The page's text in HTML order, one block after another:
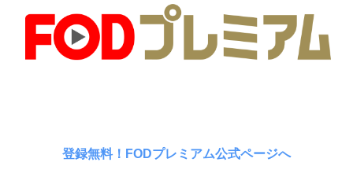
登録無料！FODプレミアム公式ページへ